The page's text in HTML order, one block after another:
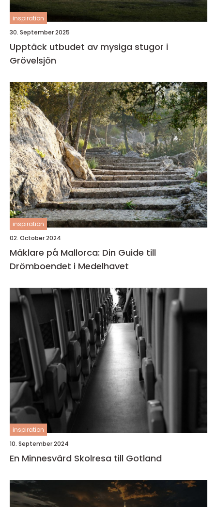
inspiration
30. September 2025
Upptäck utbudet av mysiga stugor i
Grövelsjön
inspiration
02. October 2024
Mäklare på Mallorca: Din Guide till
Drömboendet i Medelhavet
inspiration
10. September 2024
En Minnesvärd Skolresa till Gotland